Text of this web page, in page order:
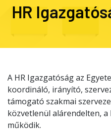
HR
A HR Igazgatóság az
koordináló, irányító,
támogató szakmai
közvetlenül alárendelten, a
működik.